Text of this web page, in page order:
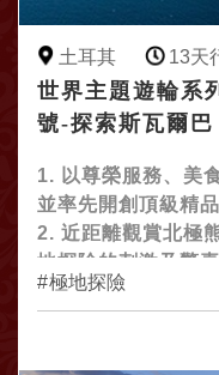
土耳其 13天
世界主題遊輪系
號-探索斯瓦爾
1. 以尊榮服務、美
並率先開創頂級精
2. 近距離觀賞北極
地探險的刺激及驚喜
極地探險